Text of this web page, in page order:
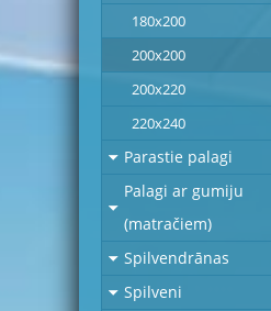
180x200
200x200
200x220
220x240
Parastie palagi
Palagi ar gumiju
(matračiem)
Spilvendrānas
Spilveni